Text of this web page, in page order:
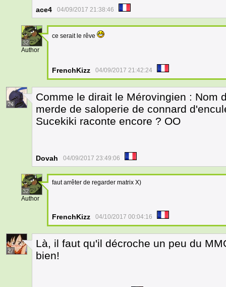
ace4 04/09/2017 21:38:46
32
Author
ce serait le rêve
FrenchKizz 04/09/2017 21:42:24
24
Comme le dirait le Mérovingien : Nom
merde de saloperie de connard
Sucekiki raconte encore ? OO
Dovah 04/09/2017 23:49:06
32
Author
faut arrêter de regarder matrix X)
FrenchKizz 04/10/2017 00:04:16
27
Là, il faut qu'il décroche un peu du
bien!